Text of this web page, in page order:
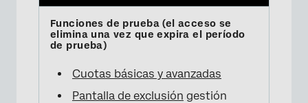
Cuotas básicas y avanzadas
Pantalla de exclusión gestión